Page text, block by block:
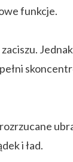
funkcje.
i ład.